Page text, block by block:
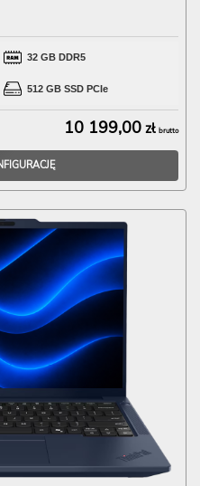
32 GB DDR5
512 GB SSD PCIe
10 199,00 zł brutto